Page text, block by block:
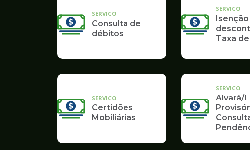
SERVICO
Consulta de
débitos
SERVICO
Isenção
Taxa
SERVICO
Certidões
Mobiliárias
SERVICO
Alvará/
SERVICO